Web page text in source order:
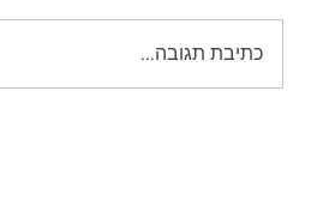
כתיבת תגובה...